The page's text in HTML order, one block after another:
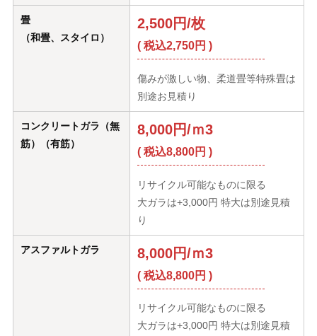
畳
（和畳、スタイロ）
2,500円/枚
( 税込2,750円 )
傷みが激しい物、柔道畳等特殊畳は
別途お見積り
コンクリートガラ（無
筋）（有筋）
8,000円/ｍ3
( 税込8,800円 )
リサイクル可能なものに限る
大ガラは+3,000円 特大は別途見積
り
アスファルトガラ 8,000円/ｍ3
( 税込8,800円 )
リサイクル可能なものに限る
大ガラは+3,000円 特大は別途見積